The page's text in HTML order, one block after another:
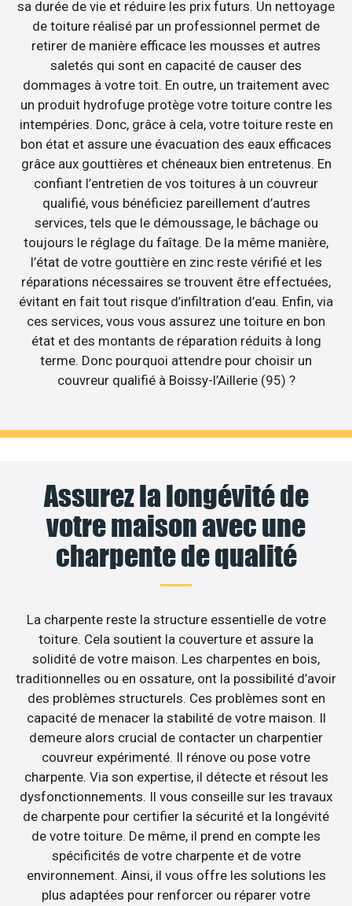
sa durée de vie et réduire les prix futurs. Un nettoyage
de toiture réalisé par un professionnel permet de
retirer de manière efficace les mousses et autres
saletés qui sont en capacité de causer des
dommages à votre toit. En outre, un traitement avec
un produit hydrofuge protège votre toiture contre les
intempéries. Donc, grâce à cela, votre toiture reste en
bon état et assure une évacuation des eaux efficaces
grâce aux gouttières et chéneaux bien entretenus. En
confiant l’entretien de vos toitures à un couvreur
qualifié, vous bénéficiez pareillement d’autres
services, tels que le démoussage, le bâchage ou
toujours le réglage du faîtage. De la même manière,
l’état de votre gouttière en zinc reste vérifié et les
réparations nécessaires se trouvent être effectuées,
évitant en fait tout risque d’infiltration d’eau. Enfin, via
ces services, vous vous assurez une toiture en bon
état et des montants de réparation réduits à long
terme. Donc pourquoi attendre pour choisir un
couvreur qualifié à Boissy-l’Aillerie (95) ?
Assurez la longévité de
votre maison avec une
charpente de qualité
La charpente reste la structure essentielle de votre
toiture. Cela soutient la couverture et assure la
solidité de votre maison. Les charpentes en bois,
traditionnelles ou en ossature, ont la possibilité d’avoir
des problèmes structurels. Ces problèmes sont en
capacité de menacer la stabilité de votre maison. Il
demeure alors crucial de contacter un charpentier
couvreur expérimenté. Il rénove ou pose votre
charpente. Via son expertise, il détecte et résout les
dysfonctionnements. Il vous conseille sur les travaux
de charpente pour certifier la sécurité et la longévité
de votre toiture. De même, il prend en compte les
spécificités de votre charpente et de votre
environnement. Ainsi, il vous offre les solutions les
plus adaptées pour renforcer ou réparer votre